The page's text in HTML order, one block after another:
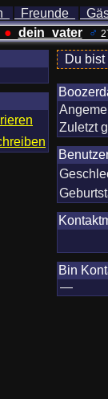
Freunde
● dein_vater ♂
Du
Zuletzt
Bin
—